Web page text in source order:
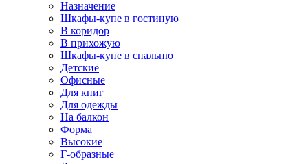
Назначение
Шкафы-купе в гостиную
В коридор
В прихожую
Шкафы-купе в спальню
Детские
Офисные
Для книг
Для одежды
На балкон
Форма
Высокие
Г-образные